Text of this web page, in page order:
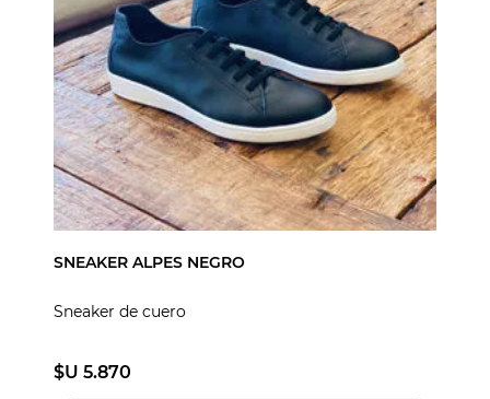
SNEAKER ALPES NEGRO
Sneaker de cuero
$U 5.870